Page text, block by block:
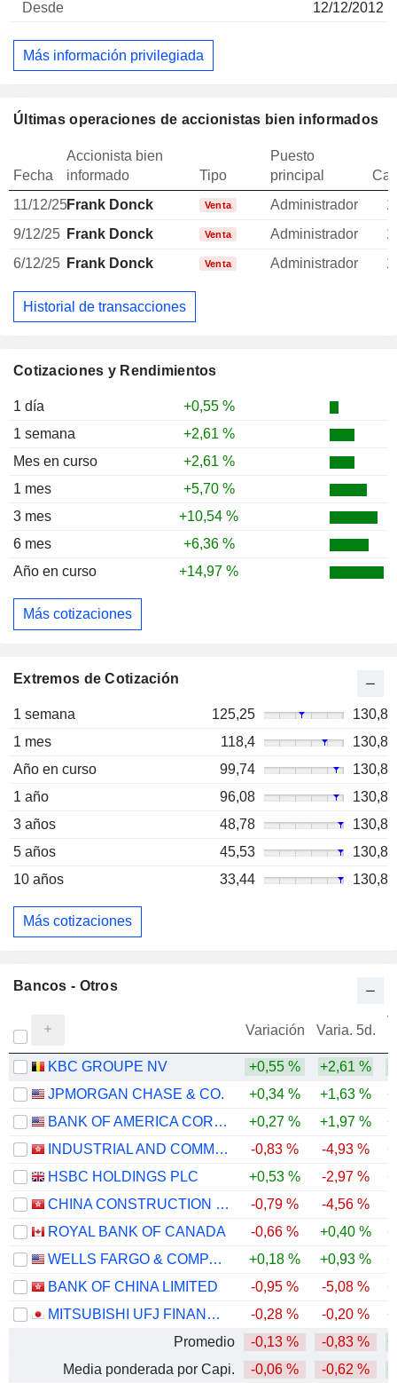
Cotizaciones y Rendimientos
1 día
+0,55 %
1 semana
+2,61 %
Mes en curso
+2,61 %
1 mes
+5,70 %
3 mes
+10,54 %
6 mes
+6,36 %
Año en curso
+14,97 %
Más cotizaciones
Extremos de Cotización
1 semana 125,25
130,8
1 mes
118,4
130,8
Año en curso
99,74
130,8
1 año
96,08
130,8
3 años
48,78
130,8
5 años
45,53
130,8
10 años
33,44 130,8
Más cotizaciones
12/12/2012
Más información privilegiada
Últimas operaciones de accionistas bien informados
Fecha
Accionista bien
informado
Tipo
Puesto
principal
11/12/25Frank Donck Venta Administrador
9/12/25 Frank Donck Venta Administrador
6/12/25 Frank Donck Venta Administrador
Historial de transacciones
Bancos - Otros
Variación Varia. 5d.
KBC GROUPE NV +0,55 % +2,61 %
JPMORGAN CHASE & CO.
+0,34 % +1,63 %
BANK OF AMERICA CORPORATION
+0,27 % +1,97 %
INDUSTRIAL AND COMMERCIAL BANK OF CHINA LIMITED
-0,83 % -4,93 %
HSBC HOLDINGS PLC
+0,53 % -2,97 %
CHINA CONSTRUCTION BANK CORPORATION
-0,79 % -4,56 %
ROYAL BANK OF CANADA
-0,66 % +0,40 %
WELLS FARGO & COMPANY
+0,18 % +0,93 %
BANK OF CHINA LIMITED
-0,95 % -5,08 %
MITSUBISHI UFJ FINANCIAL GROUP, INC.
-0,28 % -0,20 %
Promedio
-0,13 % -0,83 %
Media ponderada por Capi.
-0,06 % -0,62 %